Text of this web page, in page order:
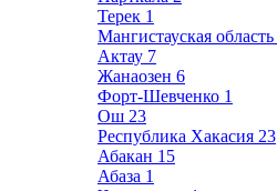
Терек 1
Мангистауская область
Актау 7
Жанаозен 6
Форт-Шевченко 1
Ош 23
Республика Хакасия 23
Абакан 15
Абаза 1